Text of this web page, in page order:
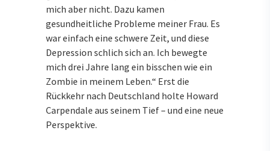
mich aber nicht. Dazu kamen
gesundheitliche Probleme meiner Frau. Es
war einfach eine schwere Zeit, und diese
Depression schlich sich an. Ich bewegte
mich drei Jahre lang ein bisschen wie ein
Zombie in meinem Leben.“ Erst die
Rückkehr nach Deutschland holte Howard
Carpendale aus seinem Tief – und eine neue
Perspektive.